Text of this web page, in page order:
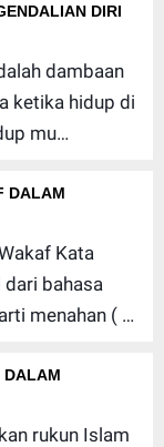
DIRI
dambaan
ketika hidup di
mu…
DALAM
Kata
bahasa
menahan ( …
DALAM
rukun Islam